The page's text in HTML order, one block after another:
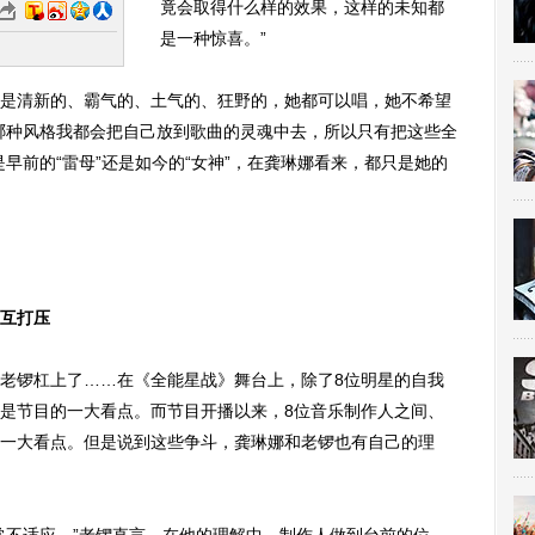
竟会取得什么样的效果，这样的未知都
是一种惊喜。”
新的、霸气的、土气的、狂野的，她都可以唱，她不希望
风格我都会把自己放到歌曲的灵魂中去，所以只有把这些全
前的“雷母”还是如今的“女神”，在龚琳娜看来，都只是她的
打压
杠上了……在《全能星战》舞台上，除了8位明星的自我
节目的一大看点。而节目开播以来，8位音乐制作人之间、
大看点。但是说到这些争斗，龚琳娜和老锣也有自己的理